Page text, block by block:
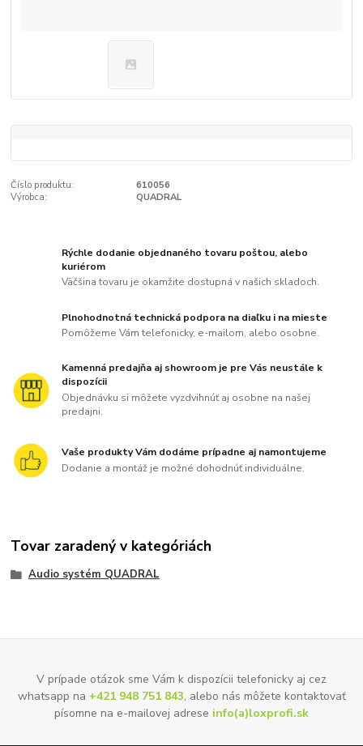
Číslo produktu:
610056
Výrobca:
QUADRAL
Rýchle dodanie objednaného tovaru poštou, alebo
kuriérom
Väčšina tovaru je okamžite dostupná v našich skladoch.
Plnohodnotná technická podpora na diaľku i na mieste
Pomôžeme Vám telefonicky, e-mailom, alebo osobne.
Kamenná predajňa aj showroom je pre Vás neustále k
dispozícii
Objednávku si môžete vyzdvihnúť aj osobne na našej
predajni.
Vaše produkty Vám dodáme prípadne aj namontujeme
Dodanie a montáž je možné dohodnúť individuálne.
Tovar zaradený v kategóriách
Audio systém QUADRAL
V prípade otázok sme Vám k dispozícii telefonicky aj cez
whatsapp na +421 948 751 843, alebo nás môžete kontaktovať
písomne na e-mailovej adrese info(a)loxprofi.sk